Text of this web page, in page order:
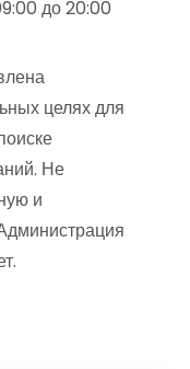
до 20:00
целях для
Не
и